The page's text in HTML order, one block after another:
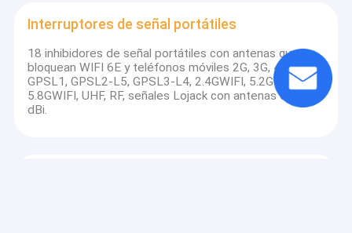
Interruptores de señal portátiles
18 inhibidores de señal portátiles con antenas que
bloquean WIFI 6E y teléfonos móviles 2G, 3G, 4G, 5G y
GPSL1, GPSL2-L5, GPSL3-L4, 2.4GWIFI, 5.2GWIFI,
5.8GWIFI, UHF, RF, señales Lojack con antenas de 2.5
dBi.